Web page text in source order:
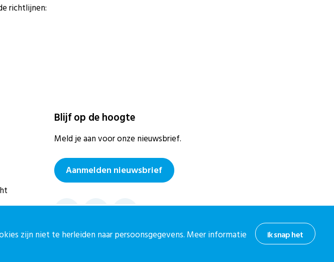
richtlijnen:
Blijf op de hoogte
Meld je aan voor onze nieuwsbrief.
Aanmelden nieuwsbrief
Ik snap het
zijn niet te herleiden naar persoonsgegevens. Meer informatie